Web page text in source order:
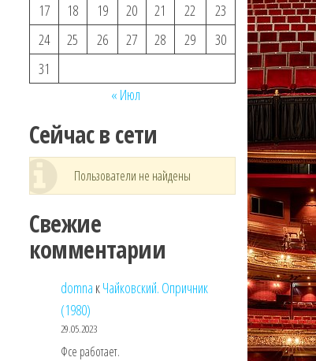
17
18 19 20 21 22
23
24
25 26 27 28 29
30
31
« Июл
Сейчас в сети
Пользователи не найдены
Свежие
комментарии
domna кЧайковский. Опричник
(1980)
29.05.2023
Фсе работает.